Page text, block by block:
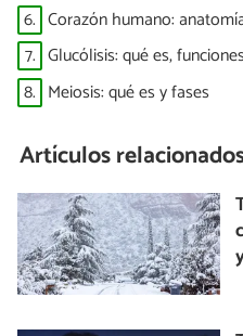
6. Corazón humano:
7. Glucólisis: qué es,
8. Meiosis: qué es y fases
Artículos